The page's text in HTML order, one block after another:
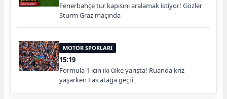
Fenerbahçe tur kapısını aralamak istiyor! Gözler
Sturm Graz maçında
MOTOR SPORLARI
15:19
Formula 1 için iki ülke yarışta! Ruanda kriz
yaşarken Fas atağa geçti